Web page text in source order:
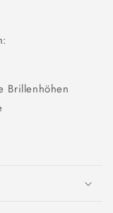
Brillenhöhen